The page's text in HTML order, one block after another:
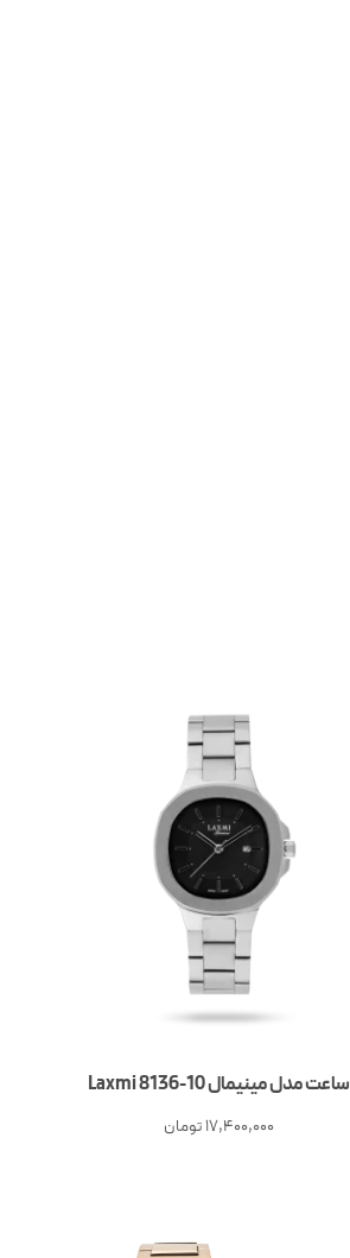
ساعت مدل مینیمال Laxmi 8136-10
17,400,000تومان